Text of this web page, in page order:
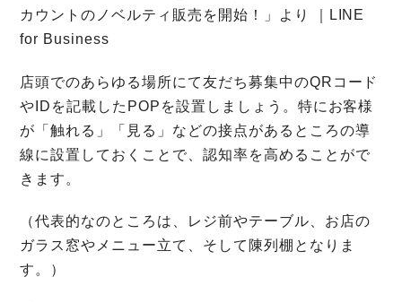
カウントのノベルティ販売を開始！」より ｜LINE
for Business
店頭でのあらゆる場所にて友だち募集中のQRコード
やIDを記載したPOPを設置しましょう。特にお客様
が「触れる」「見る」などの接点があるところの導
線に設置しておくことで、認知率を高めることがで
きます。
（代表的なのところは、レジ前やテーブル、お店の
ガラス窓やメニュー立て、そして陳列棚となりま
す。）